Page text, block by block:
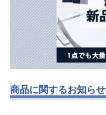
商品に関するお知らせ